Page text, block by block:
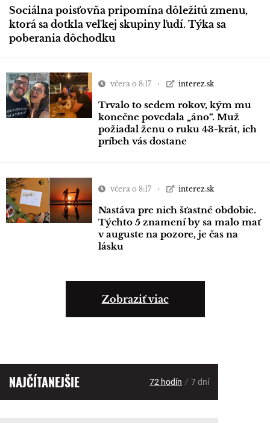
Sociálna poisťovňa pripomína dôležitú zmenu,
ktorá sa dotkla veľkej skupiny ľudí. Týka sa
poberania dôchodku
včera o 8:17 interez.sk
Trvalo to sedem rokov, kým mu
konečne povedala „áno“. Muž
požiadal ženu o ruku 43-krát, ich
príbeh vás dostane
včera o 8:17 interez.sk
Nastáva pre nich šťastné obdobie.
Týchto 5 znamení by sa malo mať
v auguste na pozore, je čas na
lásku
Zobraziť viac
NAJČÍTANEJŠIE 72 hodín / 7 dní